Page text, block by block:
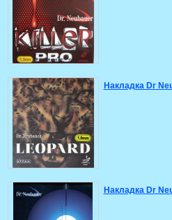
Накладка Dr
Накладка Dr